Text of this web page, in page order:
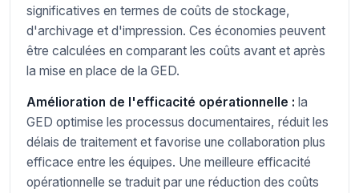
significatives en termes de coûts de stockage,
d'archivage et d'impression. Ces économies peuvent
être calculées en comparant les coûts avant et après
la mise en place de la GED.
Amélioration de l'efficacité opérationnelle : la
GED optimise les processus documentaires, réduit les
délais de traitement et favorise une collaboration plus
efficace entre les équipes. Une meilleure efficacité
opérationnelle se traduit par une réduction des coûts